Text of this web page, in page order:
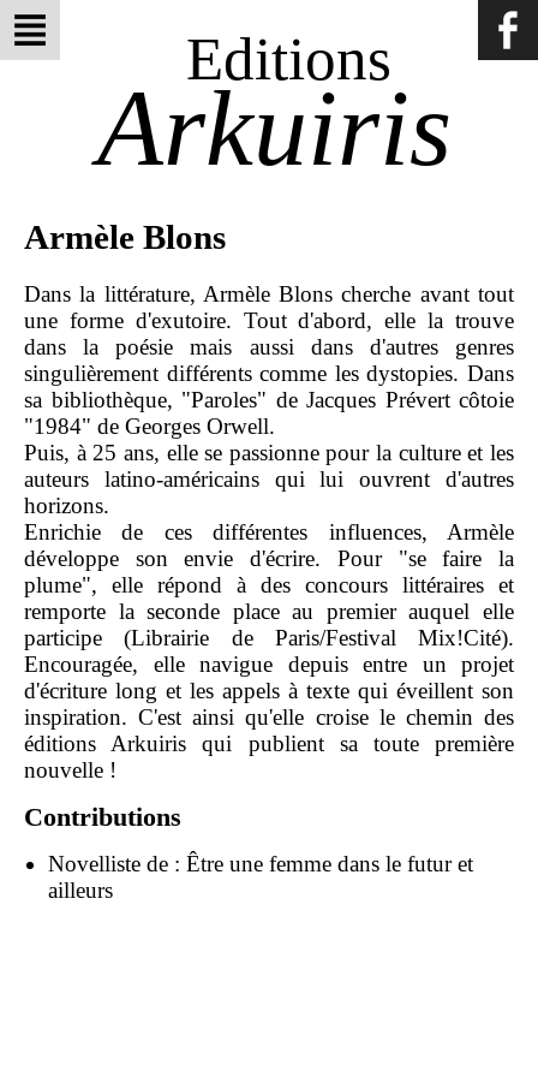
Editions
Arkuiris
Armèle Blons
Dans la littérature, Armèle Blons cherche avant tout
une forme d'exutoire. Tout d'abord, elle la trouve
dans la poésie mais aussi dans d'autres genres
singulièrement différents comme les dystopies. Dans
sa bibliothèque, "Paroles" de Jacques Prévert côtoie
"1984" de Georges Orwell.
Puis, à 25 ans, elle se passionne pour la culture et les
auteurs latino-américains qui lui ouvrent d'autres
horizons.
Enrichie de ces différentes influences, Armèle
développe son envie d'écrire. Pour "se faire la
plume", elle répond à des concours littéraires et
remporte la seconde place au premier auquel elle
participe (Librairie de Paris/Festival Mix!Cité).
Encouragée, elle navigue depuis entre un projet
d'écriture long et les appels à texte qui éveillent son
inspiration. C'est ainsi qu'elle croise le chemin des
éditions Arkuiris qui publient sa toute première
nouvelle !
Contributions
Novelliste de : Être une femme dans le futur et
ailleurs